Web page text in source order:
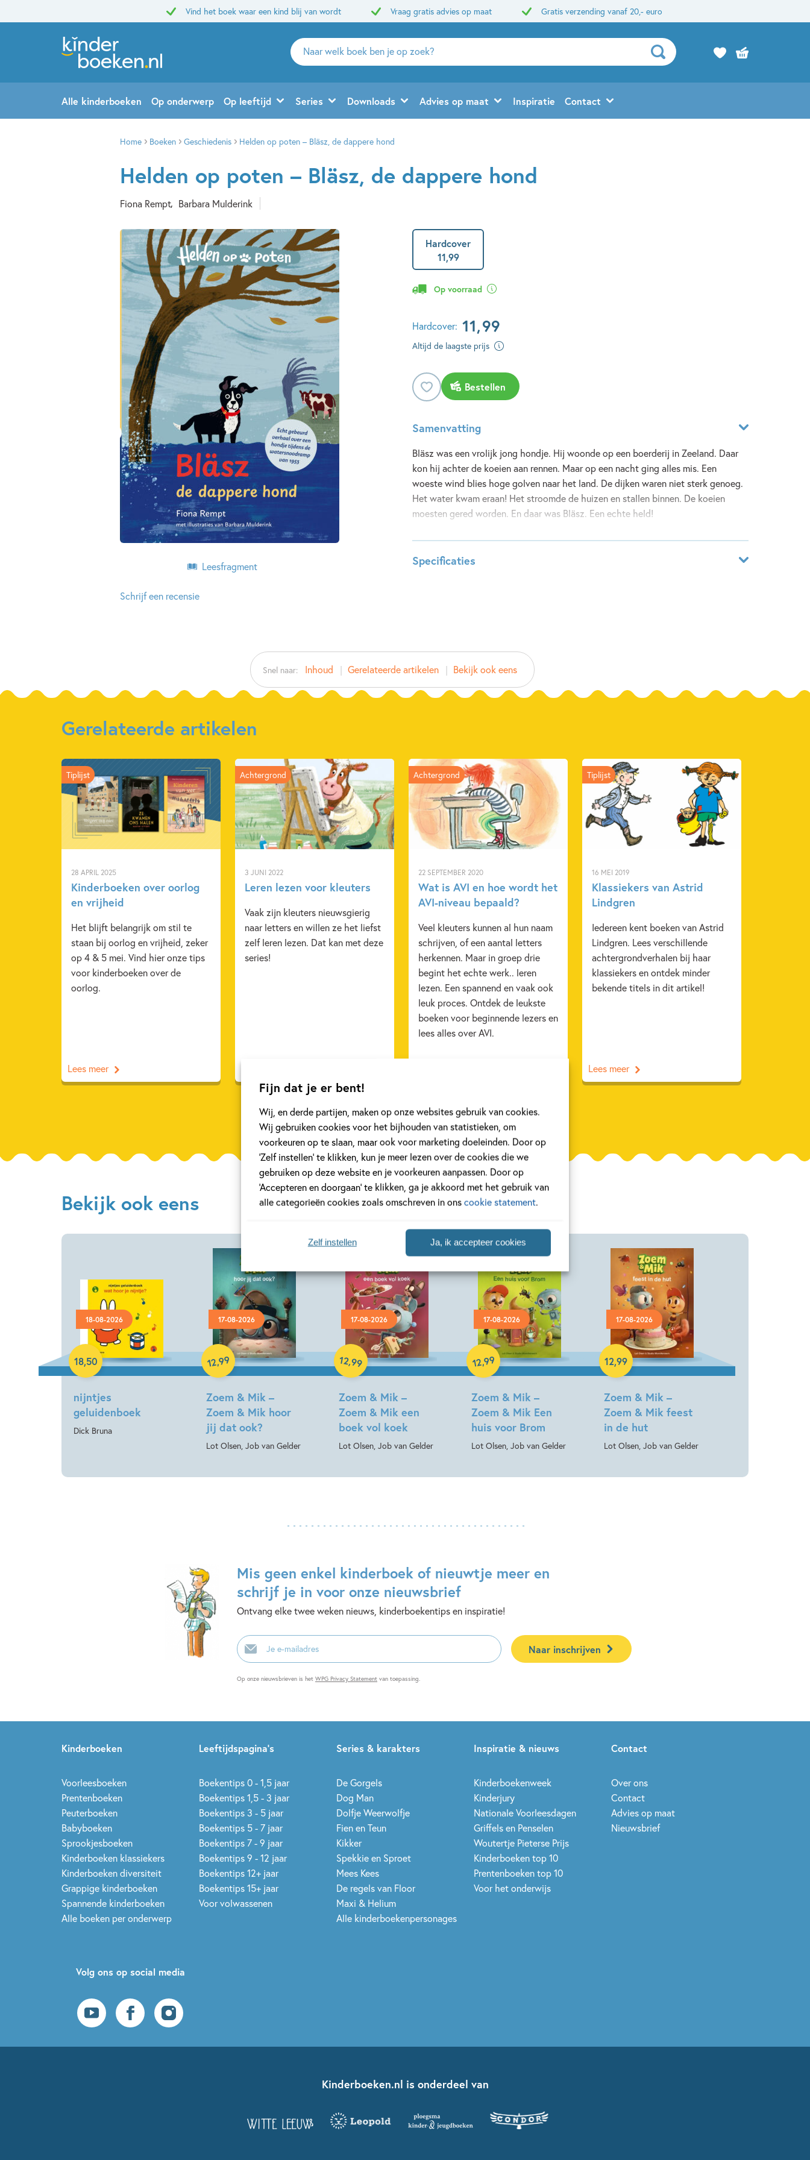
Fijn dat je er bent!
Wij, en derde partijen, maken op onze websites gebruik van cookies.
Wij gebruiken cookies voor het bijhouden van statistieken, om
voorkeuren op te slaan, maar ook voor marketing doeleinden. Door op
‘Zelf instellen’ te klikken, kun je meer lezen over de cookies die we
gebruiken op deze website en je voorkeuren aanpassen. Door op
‘Accepteren en doorgaan’ te klikken, ga je akkoord met het gebruik van
alle categorieën cookies zoals omschreven in onscookie statement.
Ja, ik accepteer cookies
Zelf instellen
Vind het boek waar een kind blij van wordt Vraag gratis advies op maat Gratis verzending vanaf 20,- euro
Zoeken
naar
en
uitgevers
Alle kinderboeken Op onderwerp Op leeftijd Series Downloads Advies op maat Inspiratie Contact
Home Boeken Geschiedenis Helden op poten – Bläsz, de dappere hond
Helden op poten – Bläsz, de dappere hond
Fiona Rempt Barbara Mulderink
Leesfragment
Schrijf een recensie
Hardcover
11,99
Op voorraad
Hardcover: 11,99
Altijd de laagste prijs
Bestellen
Samenvatting
Bläsz was een vrolijk jong hondje. Hij woonde op een boerderij in Zeeland. Daar
kon hij achter de koeien aan rennen. Maar op een nacht ging alles mis. Een
woeste wind blies hoge golven naar het land. De dijken waren niet sterk genoeg.
Het water kwam eraan! Het stroomde de huizen en stallen binnen. De koeien
moesten gered worden. En daar was Bläsz. Een echte held!
Specificaties
Barbara Mulderink
Prijs:
11,
Aantal pagina's:
48
Kenmerken van dit boek
Beginnende lezer & AVI boeken Geschiedenis
Barbara Mulderink
Snel naar: Inhoud Gerelateerde artikelen Bekijk ook eens
Gerelateerde artikelen
28 APRIL 2025
Kinderboeken over oorlog
en vrijheid
Het blijft belangrijk om stil te
staan bij oorlog en vrijheid, zeker
op 4 & 5 mei. Vind hier onze tips
voor kinderboeken over de
oorlog.
Tiplijst
Lees meer
3 JUNI 2022
Leren lezen voor kleuters
Vaak zijn kleuters nieuwsgierig
naar letters en willen ze het liefst
zelf leren lezen. Dat kan met deze
series!
Achtergrond
22 SEPTEMBER 2020
Wat is AVI en hoe wordt het
AVI-niveau bepaald?
Veel kleuters kunnen al hun naam
schrijven, of een aantal letters
herkennen. Maar in groep drie
begint het echte werk.. leren
lezen. Een spannend en vaak ook
leuk proces. Ontdek de leukste
boeken voor beginnende lezers en
lees alles over AVI.
Achtergrond
16 MEI 2019
Klassiekers van Astrid
Lindgren
Iedereen kent boeken van Astrid
Lindgren. Lees verschillende
achtergrondverhalen bij haar
klassiekers en ontdek minder
bekende titels in dit artikel!
Tiplijst
Lees meer
Bekijk alle artikelen
Bekijk ook eens
18-08-2026
nijntjes
geluidenboek
Dick Bruna
18,50
Hardcover
17-08-2026
Zoem & Mik –
Zoem & Mik hoor
jij dat ook?
Lot Olsen, Job van Gelder
12,99
Hardcover
17-08-2026
Zoem & Mik –
Zoem & Mik een
boek vol koek
Lot Olsen, Job van Gelder
12,99
Hardcover
17-08-2026
Zoem & Mik –
Zoem & Mik Een
huis voor Brom
Lot Olsen, Job van Gelder
12,99
Hardcover
17-08-2026
Zoem & Mik –
Zoem & Mik feest
in de hut
Lot Olsen, Job van Gelder
12,99
Hardcover
Mis geen enkel kinderboek of nieuwtje meer en
schrijf je in voor onze nieuwsbrief
Ontvang elke twee weken nieuws, kinderboekentips en inspiratie!
E-
mailadres
Naar inschrijven
Op onze nieuwsbrieven is het WPG Privacy Statement van toepassing.
Kinderboeken
Voorleesboeken
Prentenboeken
Peuterboeken
Babyboeken
Sprookjesboeken
Kinderboeken klassiekers
Kinderboeken diversiteit
Grappige kinderboeken
Spannende kinderboeken
Alle boeken per onderwerp
Leeftijdspagina’s
Boekentips 0 - 1,5 jaar
Boekentips 1,5 - 3 jaar
Boekentips 3 - 5 jaar
Boekentips 5 - 7 jaar
Boekentips 7 - 9 jaar
Boekentips 9 - 12 jaar
Boekentips 12+ jaar
Boekentips 15+ jaar
Voor volwassenen
Series & karakters
De Gorgels
Dog Man
Dolfje Weerwolfje
Fien en Teun
Kikker
Spekkie en Sproet
Mees Kees
De regels van Floor
Maxi & Helium
Alle kinderboekenpersonages
Inspiratie & nieuws
Kinderboekenweek
Kinderjury
Nationale Voorleesdagen
Griffels en Penselen
Woutertje Pieterse Prijs
Kinderboeken top 10
Prentenboeken top 10
Voor het onderwijs
Contact
Over ons
Contact
Advies op maat
Nieuwsbrief
Volg ons op social media
Kinderboeken.nl is onderdeel van